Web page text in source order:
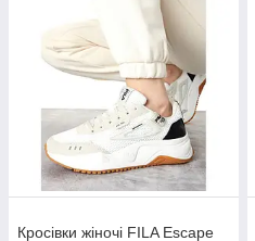
Кросівки жіночі FILA Escape